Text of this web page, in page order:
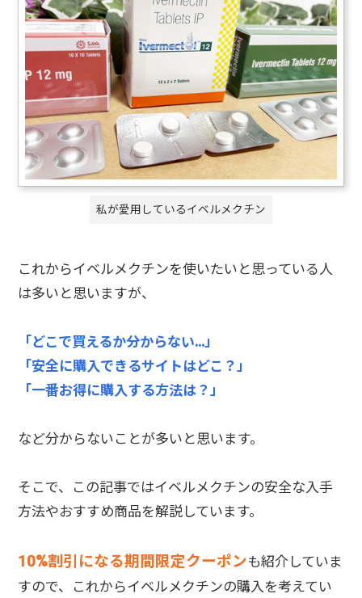
私が愛用しているイベルメクチン
これからイベルメクチンを使いたいと思っている人
は多いと思いますが、
「どこで買えるか分からない…」
「安全に購入できるサイトはどこ？」
「一番お得に購入する方法は？」
など分からないことが多いと思います。
そこで、この記事ではイベルメクチンの安全な入手
方法やおすすめ商品を解説しています。
10%割引になる期間限定クーポンも紹介していま
すので、これからイベルメクチンの購入を考えてい